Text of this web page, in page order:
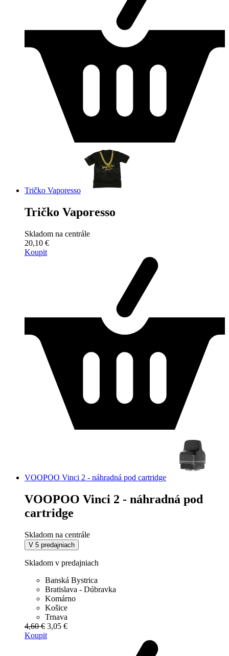
Tričko Vaporesso
Tričko Vaporesso
Skladom na centrále
20,10 €
Koupit
VOOPOO Vinci 2 - náhradná pod cartridge
VOOPOO Vinci 2 - náhradná pod
cartridge
Skladom na centrále
V 5 predajniach
Skladom v predajniach
Banská Bystrica
Bratislava - Dúbravka
Komárno
Košice
Trnava
4,60 € 3,05 €
Koupit